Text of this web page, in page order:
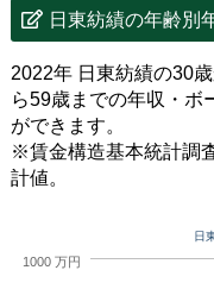
日東紡績の年齢別
2022年 日東紡績の30
ら59歳までの年収・ボ
ができます。
※賃金構造基本統計調
計値。
日
1000 万円